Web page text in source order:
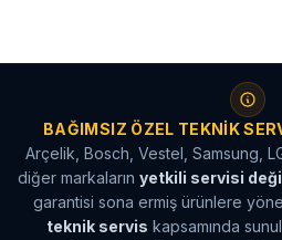
BAĞIMSIZ ÖZEL TEKNIK
Arçelik, Bosch, Vestel, Samsung,
diğer markaların yetkili servisi
garantisi sona ermiş ürünlere
teknik servis kapsamında